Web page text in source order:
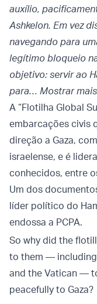
auxílio,
Ashkelon. Em vez
navegando para
legítimo bloqueio
objetivo: servir ao
para… Mostrar mais
A “Flotilha Global
embarcações civis
direção a Gaza,
israelense, e é
conhecidos, entre
Um dos
líder político do
endossa a PCPA.
So why did the
to them —
and the Vatican —
peacefully to Gaza?